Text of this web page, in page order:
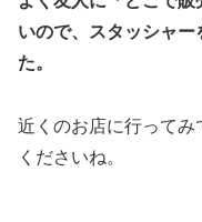
いので、スタッシャ
た。
近くのお店に行ってみ
くださいね。